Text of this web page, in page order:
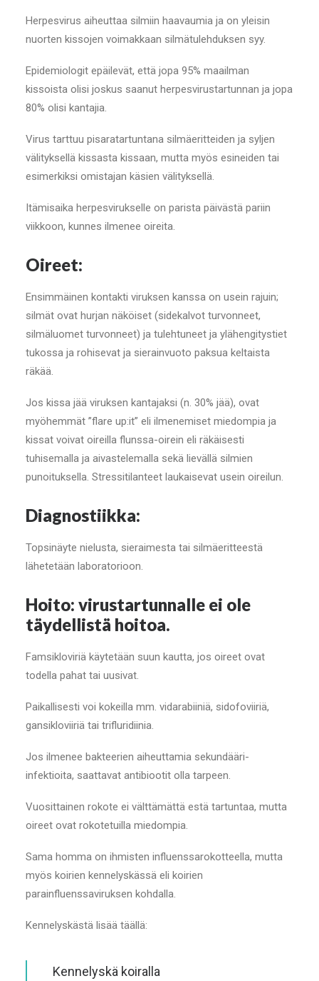
Herpesvirus aiheuttaa silmiin haavaumia ja on yleisin
nuorten kissojen voimakkaan silmätulehduksen syy.
Epidemiologit epäilevät, että jopa 95% maailman
kissoista olisi joskus saanut herpesvirustartunnan ja jopa
80% olisi kantajia.
Virus tarttuu pisaratartuntana silmäeritteiden ja syljen
välityksellä kissasta kissaan, mutta myös esineiden tai
esimerkiksi omistajan käsien välityksellä.
Itämisaika herpesvirukselle on parista päivästä pariin
viikkoon, kunnes ilmenee oireita.
Oireet:
Ensimmäinen kontakti viruksen kanssa on usein rajuin;
silmät ovat hurjan näköiset (sidekalvot turvonneet,
silmäluomet turvonneet) ja tulehtuneet ja ylähengitystiet
tukossa ja rohisevat ja sierainvuoto paksua keltaista
räkää.
Jos kissa jää viruksen kantajaksi (n. 30% jää), ovat
myöhemmät ”flare up:it” eli ilmenemiset miedompia ja
kissat voivat oireilla flunssa-oirein eli räkäisesti
tuhisemalla ja aivastelemalla sekä lievällä silmien
punoituksella. Stressitilanteet laukaisevat usein oireilun.
Diagnostiikka:
Topsinäyte nielusta, sieraimesta tai silmäeritteestä
lähetetään laboratorioon.
Hoito: virustartunnalle ei ole
täydellistä hoitoa.
Famsikloviriä käytetään suun kautta, jos oireet ovat
todella pahat tai uusivat.
Paikallisesti voi kokeilla mm. vidarabiiniä, sidofoviiriä,
gansikloviiriä tai trifluridiinia.
Jos ilmenee bakteerien aiheuttamia sekundääri-
infektioita, saattavat antibiootit olla tarpeen.
Vuosittainen rokote ei välttämättä estä tartuntaa, mutta
oireet ovat rokotetuilla miedompia.
Sama homma on ihmisten influenssarokotteella, mutta
myös koirien kennelyskässä eli koirien
parainfluenssaviruksen kohdalla.
Kennelyskästä lisää täällä:
Kennelyskä koiralla